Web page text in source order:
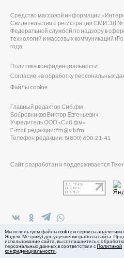
в Яндекс.Дзен
Средство массовой информации
Свидетельство о регистрации СМИ ЭЛ
Федеральной службой по надзору в
технологий и массовых коммуникаций
года.
Политика конфиденциальности
Согласие на обработку персональных
Файлы cookie
Главный редактор Сиб.фм
Бобровников Виктор Евгеньевич
Учредитель ООО «Сиб.фм»
E-mail редакции: fm@sib.fm
Телефон редакции: 8(800) 600-21-41
Сайт разработан и поддерживается
Мы используем файлы cookie и сервисы аналитики
Яндекс.Метрику) для улучшения работы сайта.
использование сайта, вы соглашаетесь с
персональных данных в соответствии сПолитикой
конфиденциальности